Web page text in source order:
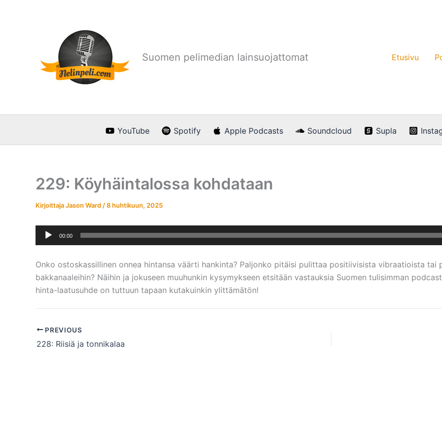
Suomen pelimedian lainsuojattomat Etusivu
YouTube Spotify Apple Podcasts Soundcloud Supla
229: Köyhäintalossa kohdataan
KirjoittajaJason Ward /8 huhtikuun, 2025
Äänitoistin
00:00
Onko ostoskassillinen onnea hintansa väärti hankinta? Paljonko pitäisi pulittaa positiivisista vibraatioista tai
bakkanaaleihin? Näihin ja jokuseen muuhunkin kysymykseen etsitään vastauksia Suomen tulisimman
hinta-laatusuhde on tuttuun tapaan kutakuinkin ylittämätön!
PREVIOUS
228: Riisiä ja tonnikalaa